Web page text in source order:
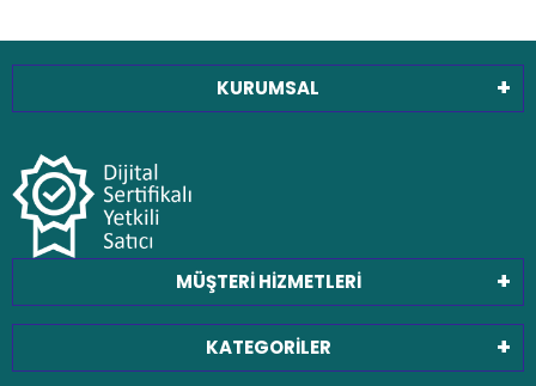
KURUMSAL
MÜŞTERİ HİZMETLERİ
KATEGORİLER